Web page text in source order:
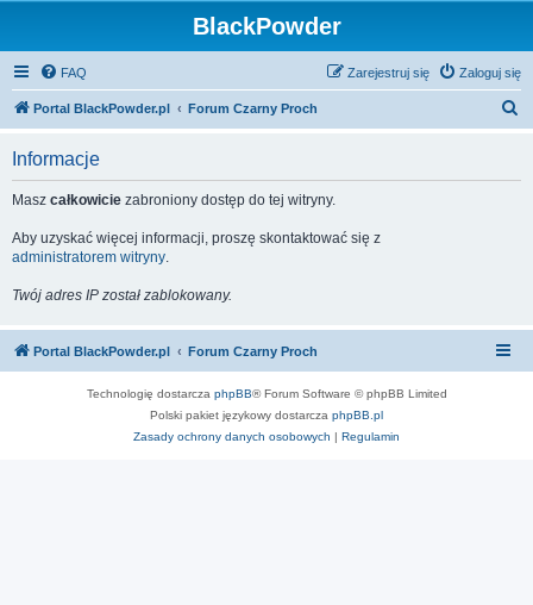
BlackPowder
FAQ Zaloguj się
Zarejestruj się
Portal BlackPowder.pl Forum Czarny Proch
Informacje
Masz całkowicie zabroniony dostęp do tej witryny.
Aby uzyskać więcej informacji, proszę skontaktować się z
administratorem witryny.
Twój adres IP został zablokowany.
Portal BlackPowder.pl Forum Czarny Proch
Technologię dostarcza phpBB® Forum Software © phpBB Limited
Polski pakiet językowy dostarcza phpBB.pl
Zasady ochrony danych osobowych | Regulamin